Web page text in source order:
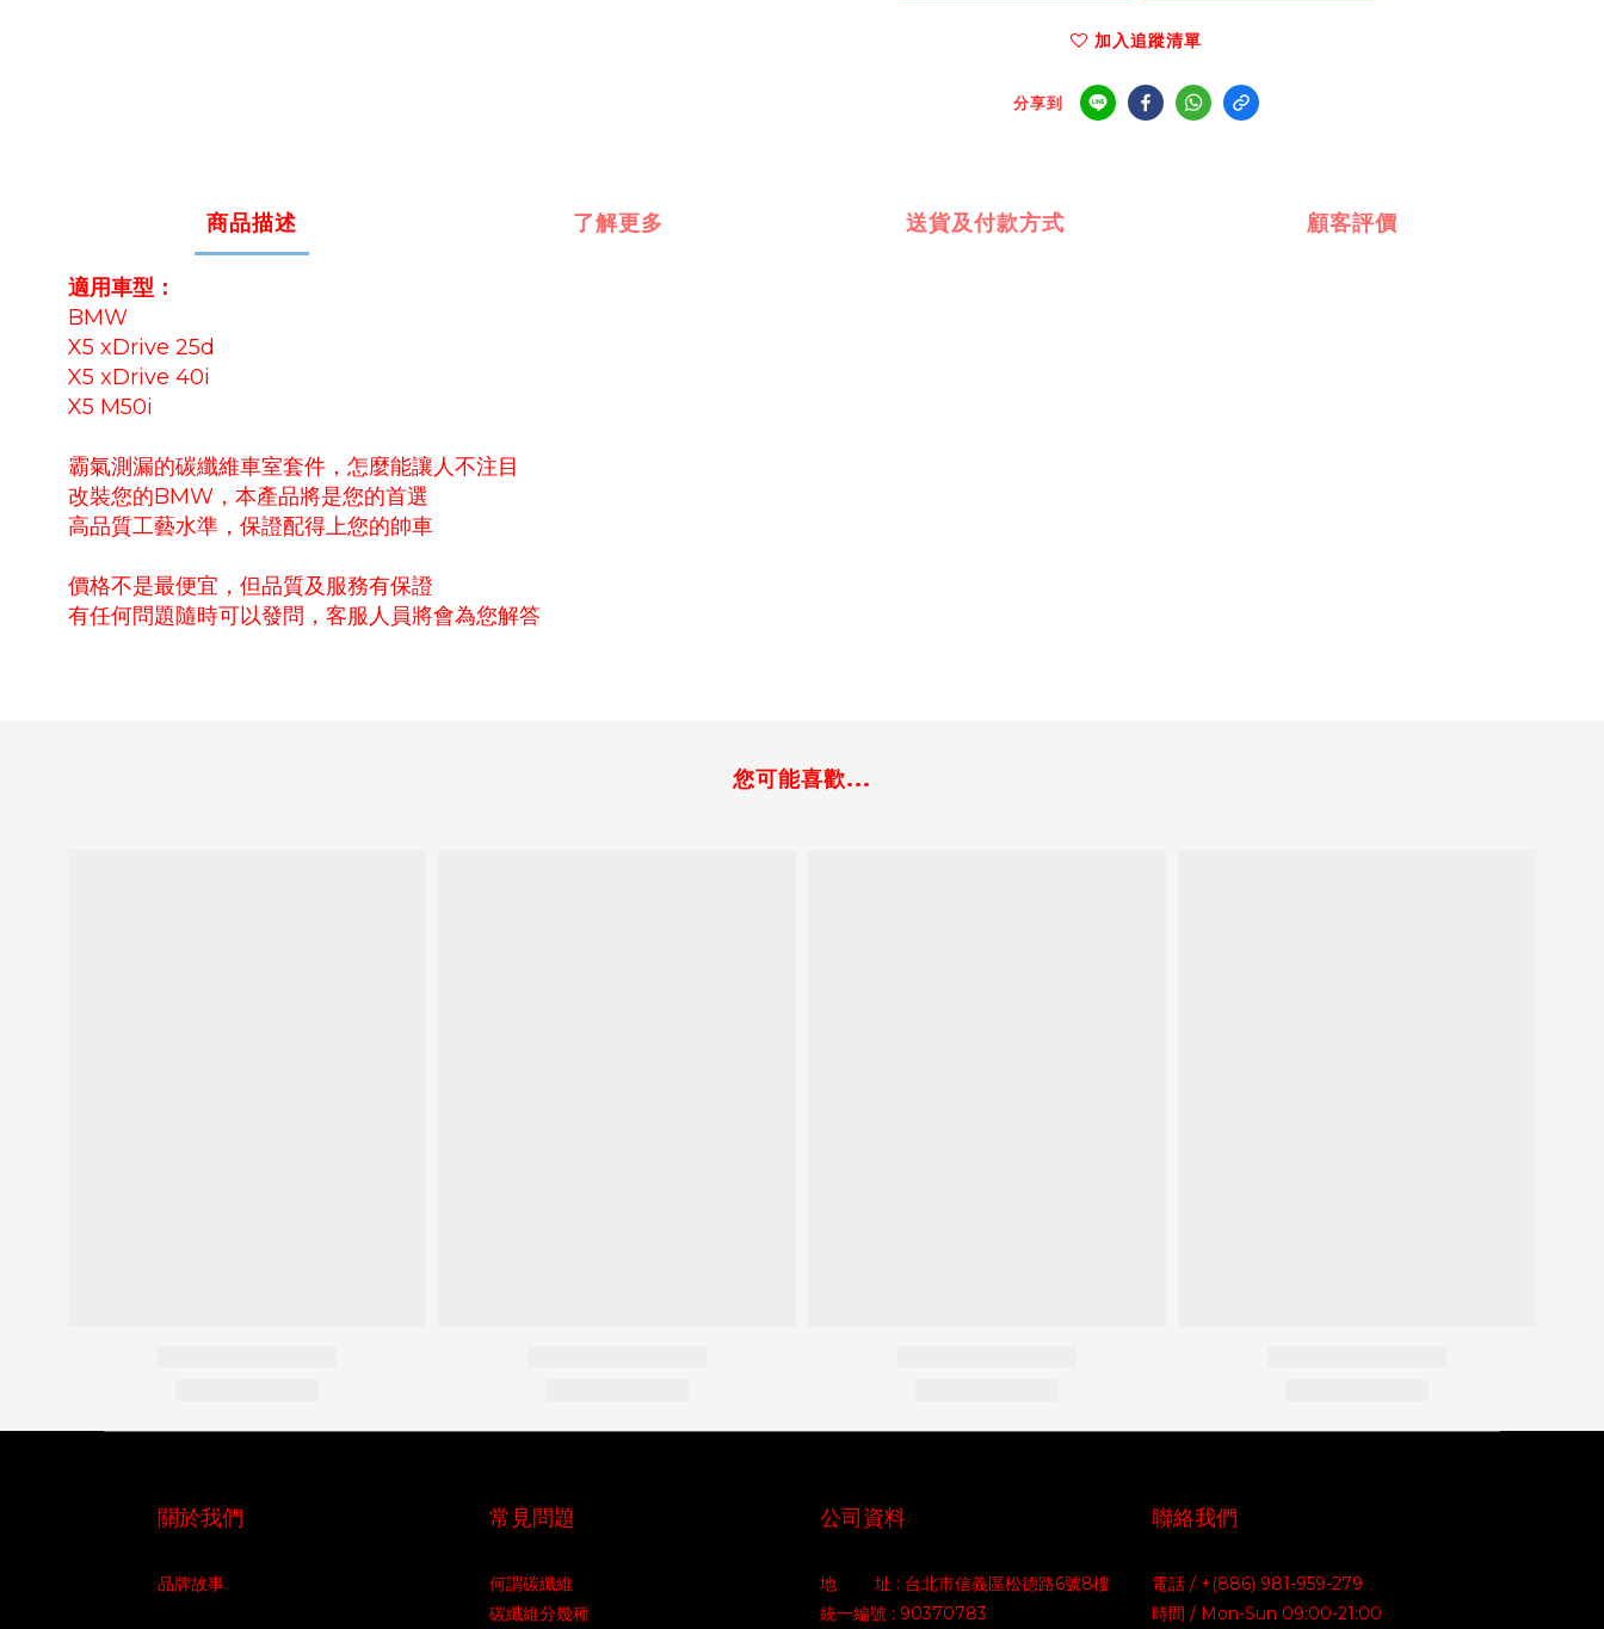
加入追蹤清單
分享到
商品描述 了解更多 送貨及付款方式 顧客評價
適用車型：
BMW
X5 xDrive 25d
X5 xDrive 40i
X5 M50i
霸氣測漏的碳纖維車室套件，怎麼能讓人不注目
改裝您的BMW，本產品將是您的首選
高品質工藝水準，保證配得上您的帥車
價格不是最便宜，但品質及服務有保證
有任何問題隨時可以發問，客服人員將會為您解答
您可能喜歡...
關於我們
品牌故事
常見問題
何謂碳纖維
碳纖維分幾種
公司資料
地 址 : 台北市信義區松德路6號8樓
統一編號 : 90370783
聯絡我們
電話 / +(886) 981-959-279
時間 / Mon-Sun 09:00-21:00